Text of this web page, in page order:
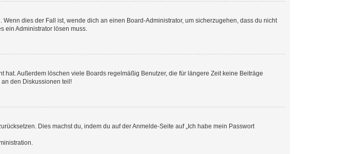
dies der Fall ist, wende dich an einen Board-Administrator, um sicherzugehen, dass du nicht
ein Administrator lösen muss.
Außerdem löschen viele Boards regelmäßig Benutzer, die für längere Zeit keine Beiträge
den Diskussionen teil!
Dies machst du, indem du auf der Anmelde-Seite auf „Ich habe mein Passwort